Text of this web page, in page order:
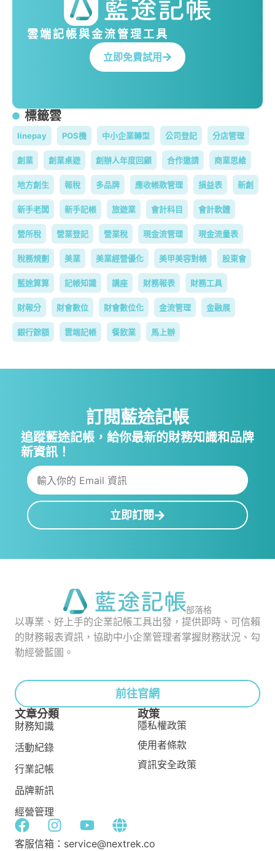
雲端記帳與金流管理工具
立即免費試用
標籤雲
linepay POS機 中小企業轉型 公司登記 分店管理
創業 創業桌遊 創辦人年度回顧 合作邀請 商業思維
地方創生 報稅 多品牌 應收帳款管理 損益表 新創
新手老闆 新手記帳 旅遊業 會計科目 會計軟體
營所稅 營業登記 營業稅 現金流管理 現金流量表
稅務規劃 美業 美業經營優化 美甲美容對帳 股東會
藍途算算 記帳知識 講座 財務報表 財務工具
財報分 財會數位 財會數位化 金流管理 金融展
銀行餘額 雲端記帳 餐飲業 馬上辦
訂閱藍途記帳
追蹤藍途記帳，給你最新的財務知識和品牌
新資訊！
立即訂閱
部落格
以專業、好上手的企業記帳工具出發，提供即時、可信賴
的財務報表資訊，協助中小企業管理者掌握財務狀況、勾
勒經營藍圖。
前往官網
文章分類
財務知識
活動紀錄
行業記帳
品牌新訊
經營管理
政策
隱私權政策
使用者條款
資訊安全政策
客服信箱：service@nextrek.co